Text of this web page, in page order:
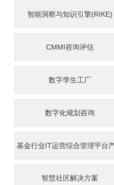
智能洞察与知识引擎(RIKE)
CMMI咨询评估
数字孪生工厂
数字化规划咨询
基金行业IT运营综合管理平台
智慧社区解决方案